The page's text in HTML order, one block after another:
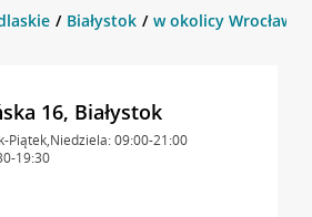
Białystok w okolicy
16, Białystok
Piątek,Niedziela: 09:00-21:00
19:30